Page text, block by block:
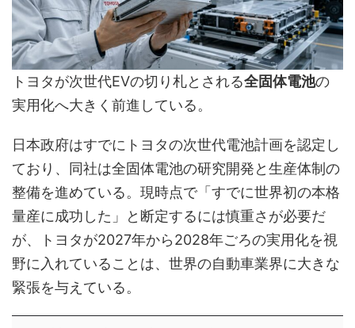
トヨタが次世代EVの切り札とされる全固体電池の
実用化へ大きく前進している。
日本政府はすでにトヨタの次世代電池計画を認定し
ており、同社は全固体電池の研究開発と生産体制の
整備を進めている。現時点で「すでに世界初の本格
量産に成功した」と断定するには慎重さが必要だ
が、トヨタが2027年から2028年ごろの実用化を視
野に入れていることは、世界の自動車業界に大きな
緊張を与えている。